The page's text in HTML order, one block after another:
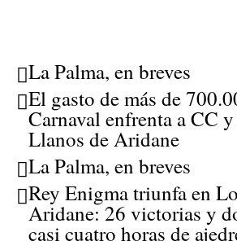
La Palma, en breves
El gasto de más de
Carnaval enfrenta a CC
Llanos de Aridane
La Palma, en breves
Rey Enigma triunfa en
Aridane: 26 victorias y
casi cuatro horas de